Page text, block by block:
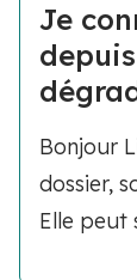
Je
Bonjour
dossier,
Elle peut